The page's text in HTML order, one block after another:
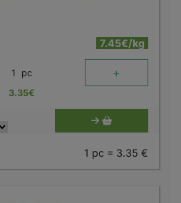
7.45€/kg
1 pc +
3.35€
1 pc = 3.35 €